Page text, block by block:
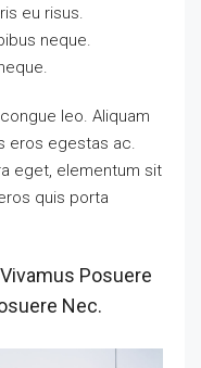
eu risus.
neque.
leo. Aliquam
eros egestas ac.
eget, elementum sit
quis porta
Posuere
Nec.